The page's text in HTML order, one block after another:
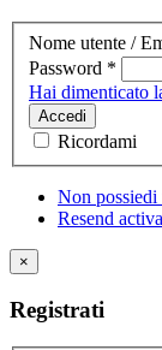
Nome utente /
Password *
Hai dimenticato
Accedi
Ricordami
Non possiedi
Resend
×
Registrati